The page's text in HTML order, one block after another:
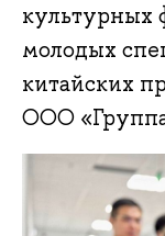
культурных
молодых
китайских
ООО